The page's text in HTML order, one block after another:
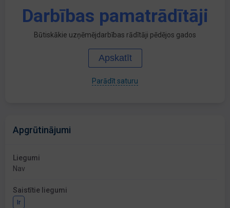
Darbības pamatrādītāji
Būtiskākie uzņēmējdarbības rādītāji pēdējos gados
Apskatīt
Parādīt saturu
Apgrūtinājumi
Liegumi
Nav
Saistītie liegumi
Ir